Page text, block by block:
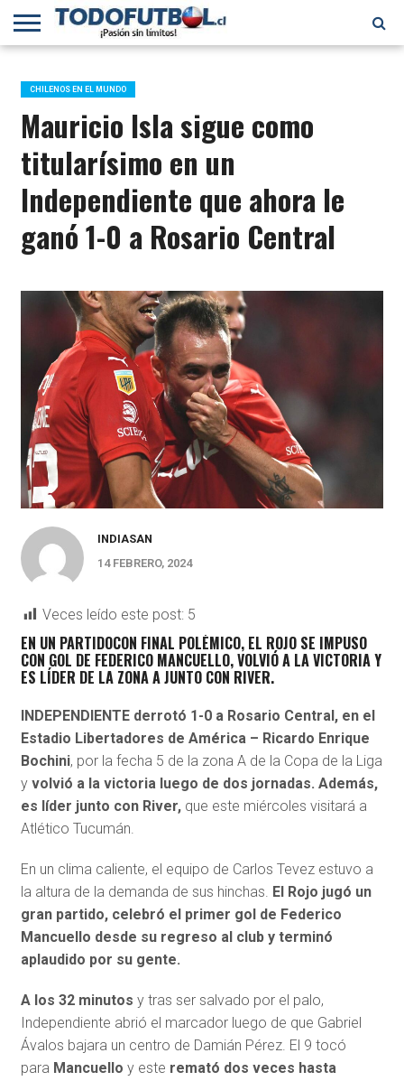
PRIMERA
B
SELECCIÓN
CHILENA
CHILENOS
EN EL
MUNDO
FÚTBOL
INTERNACIONAL
CHILENOS EN EL MUNDO
Mauricio Isla sigue como
titularísimo en un
Independiente que ahora le
ganó 1-0 a Rosario Central
INDIASAN
14 FEBRERO, 2024
Veces leído este post: 5
EN UN PARTIDOCON FINAL POLÉMICO, EL ROJO SE IMPUSO
CON GOL DE FEDERICO MANCUELLO, VOLVIÓ A LA VICTORIA Y
ES LÍDER DE LA ZONA A JUNTO CON RIVER.
INDEPENDIENTE derrotó 1-0 a Rosario Central, en el
Estadio Libertadores de América – Ricardo Enrique
Bochini, por la fecha 5 de la zona A de la Copa de la Liga
y volvió a la victoria luego de dos jornadas. Además,
es líder junto con River,que este miércoles visitará a
Atlético Tucumán.
En un clima caliente, el equipo de Carlos Tevez estuvo a
la altura de la demanda de sus hinchas. El Rojo jugó un
gran partido, celebró el primer gol de Federico
Mancuello desde su regreso al club y terminó
aplaudido por su gente.
A los 32 minutos y tras ser salvado por el palo,
Independiente abrió el marcador luego de que Gabriel
Ávalos bajara un centro de Damián Pérez. El 9 tocó
para Mancuello y este remató dos veces hasta